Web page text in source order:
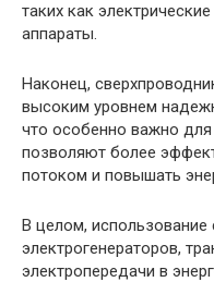
таких как
аппараты.
Наконец,
высоким уровнем
что особенно важно для
позволяют более
потоком и повышать
В целом,
электрогенераторов,
электропередачи в